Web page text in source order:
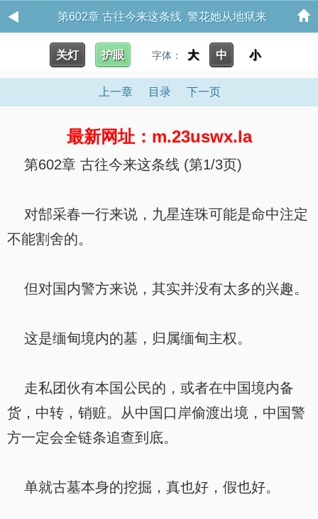
第602章 古往今来这条线 警花她从地狱来
关灯 护眼 字体： 大 中 小
上一章 目录 下一页
最新网址：m.23uswx.la
第602章 古往今来这条线 (第1/3页)
对郜采春一行来说，九星连珠可能是命中注定
不能割舍的。
但对国内警方来说，其实并没有太多的兴趣。
这是缅甸境内的墓，归属缅甸主权。
走私团伙有本国公民的，或者在中国境内备
货，中转，销赃。从中国口岸偷渡出境，中国警
方一定会全链条追查到底。
单就古墓本身的挖掘，真也好，假也好。